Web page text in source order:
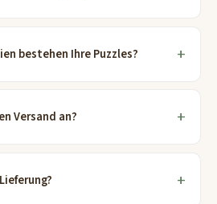
bestehen Ihre Puzzles?
Versand an?